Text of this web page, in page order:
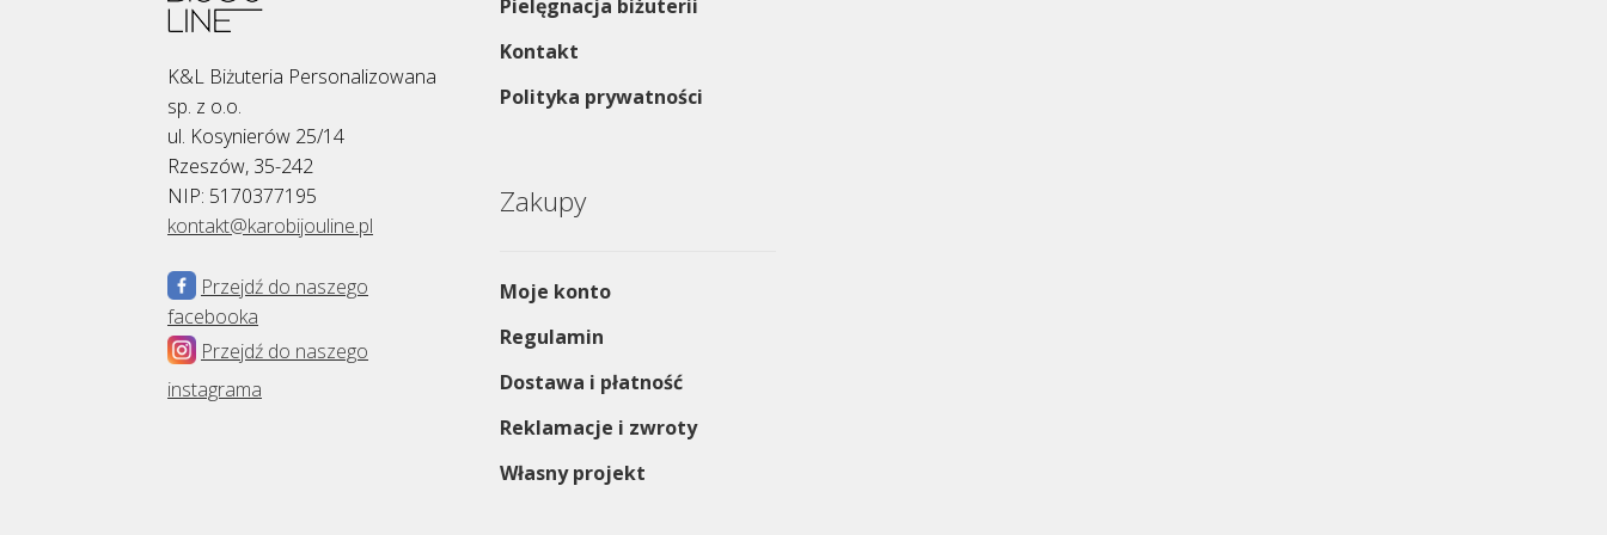
K&L Biżuteria Personalizowana
sp. z o.o.
ul. Kosynierów 25/14
Rzeszów, 35-242
NIP: 5170377195
kontakt@karobijouline.pl
Przejdź do naszego
facebooka
Przejdź do naszego
instagrama
Pielęgnacja biżuterii
Kontakt
Polityka prywatności
Zakupy
Moje konto
Regulamin
Dostawa i płatność
Reklamacje i zwroty
Własny projekt